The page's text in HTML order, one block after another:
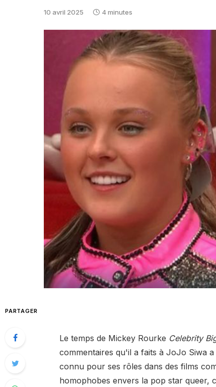
10 avril 2025 4 minutes
PARTAGER
Le temps de Mickey Rourke Celebrity
commentaires qu'il a faits à JoJo Siwa
connu pour ses rôles dans des films
homophobes envers la pop star queer,